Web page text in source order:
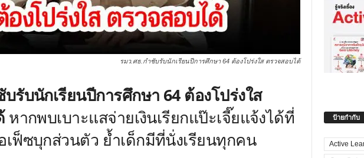
รมว.ศธ.กำชับรับนักเรียนปีการศึกษา 64 ต้องโปร่งใส ตรวจสอบได้
รับนักเรียนปีการศึกษา 64 ต้องโปร่งใส
หากพบเบาะแสจ่ายเงินเรียกแป๊ะเจี๊ยแจ้งได้ที่
ฟ็ซบุกส่วนตัว ย้ำเด็กมีที่นั่งเรียนทุกคน
ป้ายกำกับ
Active